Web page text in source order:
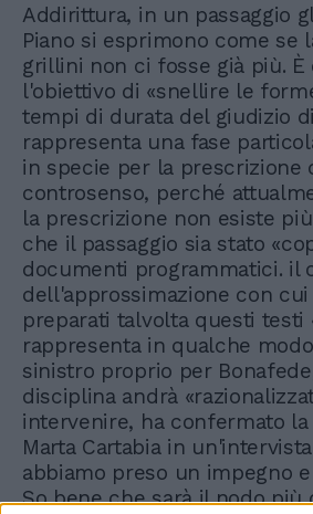
Addirittura, in un passaggio
Piano si esprimono come se
grillini non ci fosse già più. È
l'obiettivo di «snellire le
tempi di durata del giudizio
rappresenta una fase
in specie per la prescrizione
controsenso, perché
la prescrizione non esiste
che il passaggio sia stato
documenti programmatici. il
dell'approssimazione con cui
preparati talvolta questi testi
rappresenta in qualche
sinistro proprio per
disciplina andrà
intervenire, ha confermato la
Marta Cartabia in
abbiamo preso un impegno
So bene che sarà il nodo